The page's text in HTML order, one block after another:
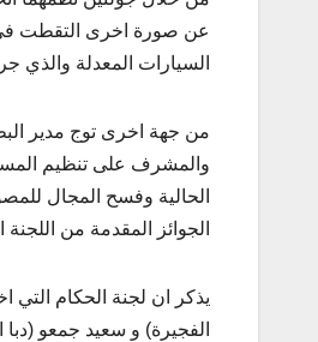
عن صورة اخرى التقطت في
السيارات المعدلة والذي
من جهة اخرى توج مدير
والمشرف على تنظيم
الحالية وفسح المجال
الجوائز المقدمة من
يذكر ان لجنة الحكام التي
الفجيرة) و سعيد جمعو